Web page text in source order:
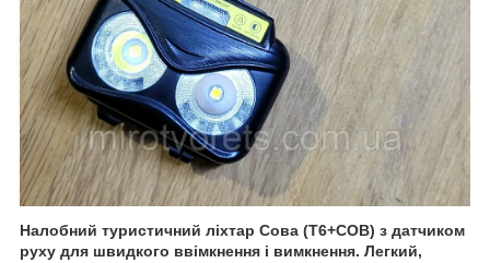
Налобний туристичний ліхтар Сова (T6+COB) з датчиком
руху для швидкого ввімкнення і вимкнення. Легкий,